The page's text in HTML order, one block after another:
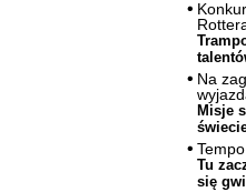
Na
Misje
Tu
się